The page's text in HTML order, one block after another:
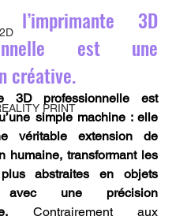
PRINT
l’imprimante 3D
est une
créative.
3D professionnelle est
simple machine : elle
véritable extension de
humaine, transformant les
abstraites en objets
avec une précision
Contrairement aux